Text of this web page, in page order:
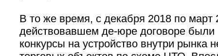
В то же время, с декабря 2018 по март
действовавшем де-юре договоре
конкурсы на устройство внутри рынка